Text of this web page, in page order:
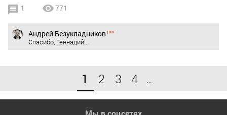
1 771
Андрей Безукладников
Спасибо, Геннадий!…
1 2 3 4 …